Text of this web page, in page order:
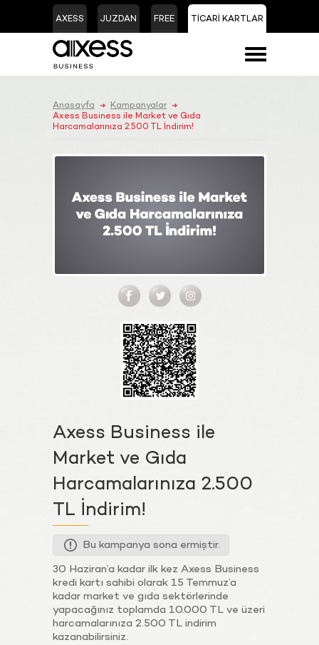
AXESS JUZDAN FREE TİCARİ KARTLAR
Anasayfa ➜ Kampanyalar ➜
Axess Business ile Market ve Gıda
Harcamalarınıza 2.500 TL İndirim!
Axess Business ile
Market ve Gıda
Harcamalarınıza 2.500
TL İndirim!
Bu kampanya sona ermiştir.
30 Haziran’a kadar ilk kez Axess Business
kredi kartı sahibi olarak 15 Temmuz’a
kadar market ve gıda sektörlerinde
yapacağınız toplamda 10.000 TL ve üzeri
harcamalarınıza 2.500 TL indirim
kazanabilirsiniz.